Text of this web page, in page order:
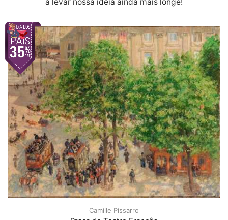
à levar nossa ideia ainda mais longe!
Camille Pissarro